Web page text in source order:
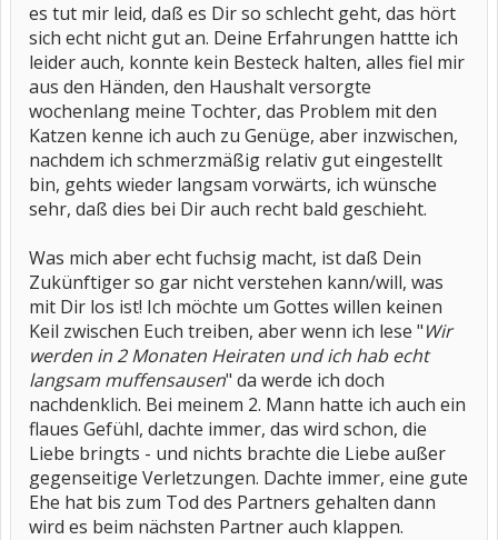
es tut mir leid, daß es Dir so schlecht geht, das hört
sich echt nicht gut an. Deine Erfahrungen hattte ich
leider auch, konnte kein Besteck halten, alles fiel mir
aus den Händen, den Haushalt versorgte
wochenlang meine Tochter, das Problem mit den
Katzen kenne ich auch zu Genüge, aber inzwischen,
nachdem ich schmerzmäßig relativ gut eingestellt
bin, gehts wieder langsam vorwärts, ich wünsche
sehr, daß dies bei Dir auch recht bald geschieht.
Was mich aber echt fuchsig macht, ist daß Dein
Zukünftiger so gar nicht verstehen kann/will, was
mit Dir los ist! Ich möchte um Gottes willen keinen
Keil zwischen Euch treiben, aber wenn ich lese "Wir
werden in 2 Monaten Heiraten und ich hab echt
langsam muffensausen" da werde ich doch
nachdenklich. Bei meinem 2. Mann hatte ich auch ein
flaues Gefühl, dachte immer, das wird schon, die
Liebe bringts - und nichts brachte die Liebe außer
gegenseitige Verletzungen. Dachte immer, eine gute
Ehe hat bis zum Tod des Partners gehalten dann
wird es beim nächsten Partner auch klappen.